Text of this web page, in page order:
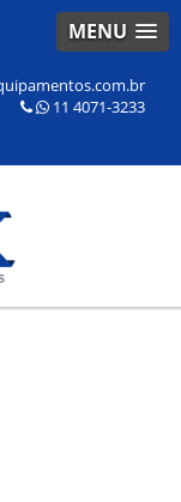
MENU
11 4071-3233